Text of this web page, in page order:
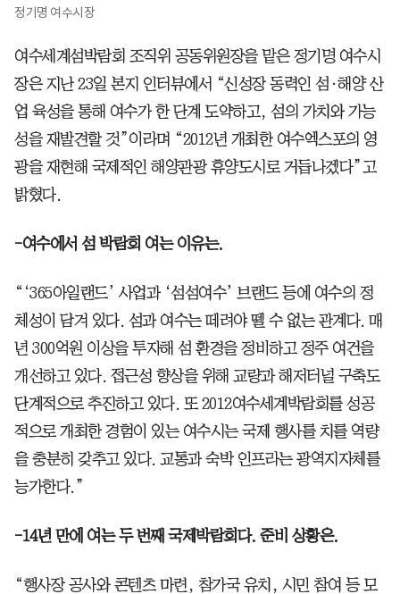
정기명 여수시장
여수세계섬박람회 조직위 공동위원장을 맡은 정기명 여수시
장은 지난 23일 본지 인터뷰에서 “신성장 동력인 섬·해양 산
업 육성을 통해 여수가 한 단계 도약하고, 섬의 가치와 가능
성을 재발견할 것”이라며 “2012년 개최한 여수엑스포의 영
광을 재현해 국제적인 해양관광 휴양도시로 거듭나겠다”고
밝혔다.
-여수에서 섬 박람회 여는 이유는.
“‘365아일랜드’ 사업과 ‘섬섬여수’ 브랜드 등에 여수의 정
체성이 담겨 있다. 섬과 여수는 떼려야 뗄 수 없는 관계다. 매
년 300억원 이상을 투자해 섬 환경을 정비하고 정주 여건을
개선하고 있다. 접근성 향상을 위해 교량과 해저터널 구축도
단계적으로 추진하고 있다. 또 2012여수세계박람회를 성공
적으로 개최한 경험이 있는 여수시는 국제 행사를 치를 역량
을 충분히 갖추고 있다. 교통과 숙박 인프라는 광역지자체를
능가한다.”
-14년 만에 여는 두 번째 국제박람회다. 준비 상황은.
“행사장 공사와 콘텐츠 마련, 참가국 유치, 시민 참여 등 모